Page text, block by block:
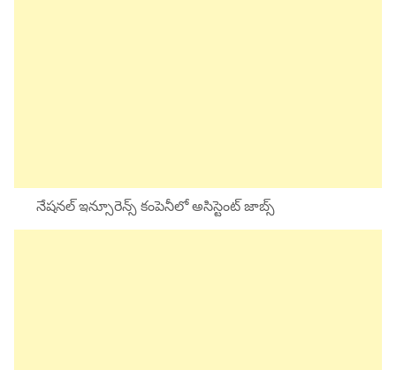
నేషనల్ ఇన్సూరెన్స్ కంపెనీలో అసిస్టెంట్ జాబ్స్